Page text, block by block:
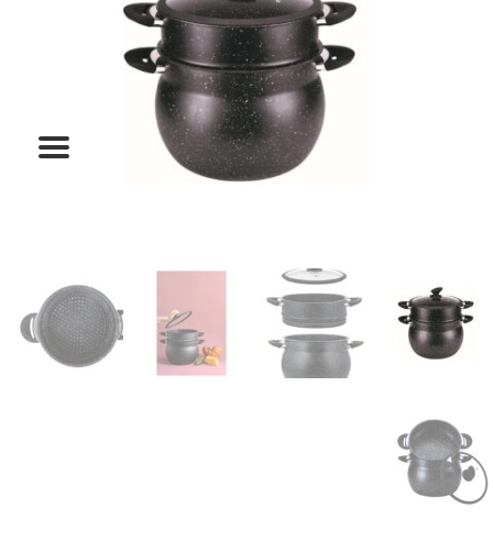
מתכונים שלכם
מאמרים
עגלת קניות
תשלום